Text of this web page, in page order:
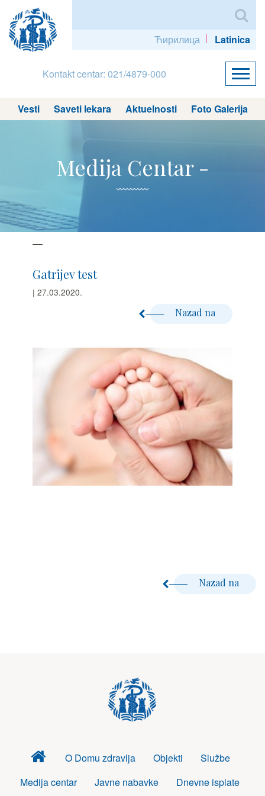
Ћирилица Latinica
Kontakt centar: 021/4879-000
Vesti Saveti lekara Aktuelnosti Foto Galerija
Medija Centar -
Gatrijev test
| 27.03.2020.
Nazad na
Nazad na
Dom
zdravlja
O Domu zdravlja Objekti
Službe
Medija centar
Javne nabavke Dnevne isplate